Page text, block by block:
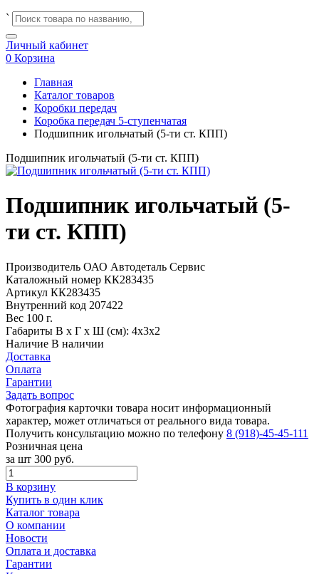
`
Личный кабинет
0 Корзина
Главная
Каталог товаров
Коробки передач
Коробка передач 5-ступенчатая
Подшипник игольчатый (5-ти ст. КПП)
Подшипник игольчатый (5-ти ст. КПП)
Подшипник игольчатый (5-
ти ст. КПП)
Производитель ОАО Автодеталь Сервис
Каталожный номер КК283435
Артикул КК283435
Внутренний код 207422
Вес 100 г.
Габариты В х Г х Ш (см): 4х3х2
Наличие В наличии
Доставка
Оплата
Гарантии
Задать вопрос
Фотография карточки товара носит информационный
характер, может отличаться от реального вида товара.
Получить консультацию можно по телефону 8 (918)-45-45-111
Розничная цена
за шт 300 руб.
В корзину
Купить в один клик
Каталог товара
О компании
Новости
Оплата и доставка
Гарантии